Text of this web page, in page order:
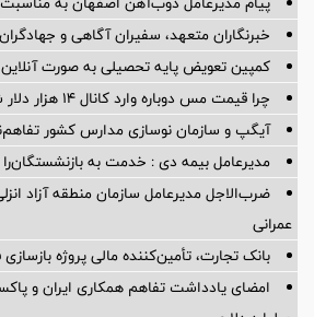
خبرنگاران متعهد، سفیران آگاهی و
کمپین تعویض پایه تحصیلی به صورت
چرا قیمت مس دوباره وارد کانال ۱۴ هزار دلار شد
آیگپ و سازمان نوسازی مدارس کشور
مدیرعامل بیمه دی : خدمت به
ضرب‌الاجل مدیرعامل سازمان منطقه آزاد
عمرانی
بانک تجارت، تأمین‌کننده مالی پروژه بازسازی فازهای ۴ و ۵